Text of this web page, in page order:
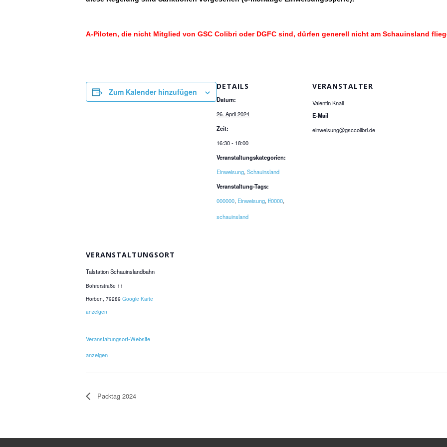
A-Piloten, die nicht Mitglied von GSC Colibri oder DGFC sind, dürfen generell nicht am Schauinsland
Zum Kalender hinzufügen
DETAILS
Datum:
26. April 2024
Zeit:
16:30 - 18:00
Veranstaltungskategorien:
Einweisung, Schauinsland
Veranstaltung-Tags:
000000, Einweisung, ff0000,
schauinsland
VERANSTALTER
Valentin Knall
E-Mail
einweisung@gsccolibri.de
VERANSTALTUNGSORT
Talstation Schauinslandbahn
Bohrerstraße 11
Horben, 79289 Google Karte
anzeigen
Veranstaltungsort-Website
anzeigen
Packtag 2024